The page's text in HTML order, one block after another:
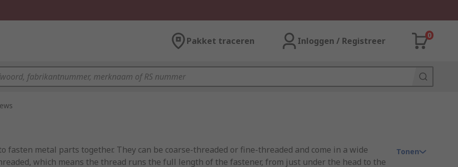
Pakket traceren Inloggen / Registreer
0
fasten metal parts together. They can be coarse-threaded or fine-threaded and come in a wide
which means the thread runs the full length of the fastener, from just under the head to the
Tonen